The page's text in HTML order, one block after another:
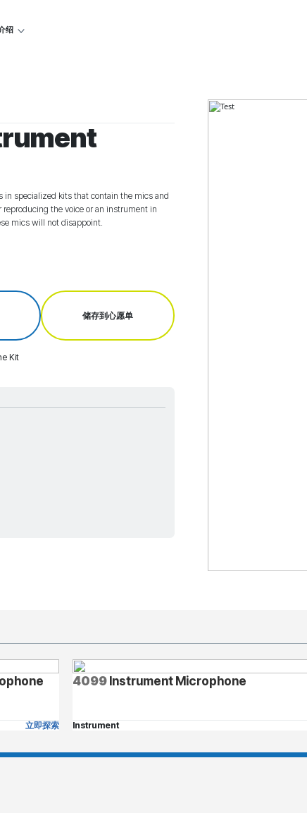
绍
in specialized kits that contain the mics and
the voice or an instrument in
mics will not disappoint.
储存到心愿单
Kit
立即探索
4099Instrument Microphone
Instrument